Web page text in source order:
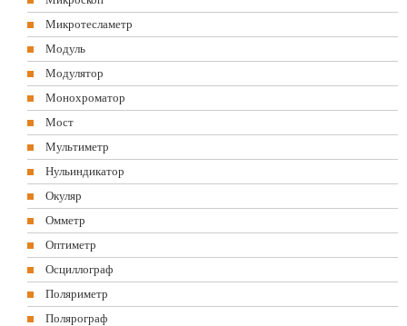
Микротесламетр
Модуль
Модулятор
Монохроматор
Мост
Мультиметр
Нульиндикатор
Окуляр
Омметр
Оптиметр
Осциллограф
Поляриметр
Полярограф